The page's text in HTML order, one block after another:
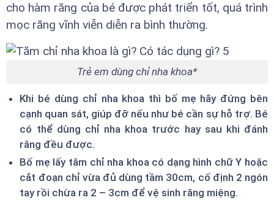
cho hàm răng của bé được phát triển tốt, quá trình
mọc răng vĩnh viễn diễn ra bình thường.
Trẻ em dùng chỉ nha khoa*
Khi bé dùng chỉ nha khoa thì bố mẹ hãy đứng bên
cạnh quan sát, giúp đỡ nếu như bé cần sự hỗ trợ. Bé
có thể dùng chỉ nha khoa trước hay sau khi đánh
răng đều được.
Bố mẹ lấy tăm chỉ nha khoa có dạng hình chữ Y hoặc
cắt đoạn chỉ vừa đủ dùng tầm 30cm, cố định 2 ngón
tay rồi chừa ra 2 – 3cm để vệ sinh răng miệng.